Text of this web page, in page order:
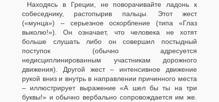
Находясь в Греции, не поворачивайте ладонь к
собеседнику, растопырив пальцы. Этот жест
(«мунца») – серьезное оскорбление (типа «Глаз
выколю!»). Он означает, что человека не хотят
больше слушать либо он совершил постыдный
поступок (обычно адресуется
недисциплинированным участникам дорожного
движения). Другой жест – интенсивное движение
рукой вниз и внутрь в направлении причинного места
– иллюстрирует выражение «А шел бы ты на три
буквы!» и обычно вербально сопровождается им же.